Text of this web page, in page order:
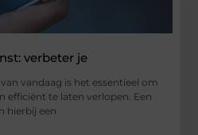
verbeter je
vandaag is het essentieel om
efficiënt te laten verlopen. Een
hierbij een